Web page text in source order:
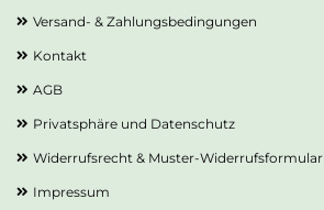
Versand- & Zahlungsbedingungen
Kontakt
AGB
Privatsphäre und Datenschutz
Widerrufsrecht & Muster-Widerrufsformular
Impressum